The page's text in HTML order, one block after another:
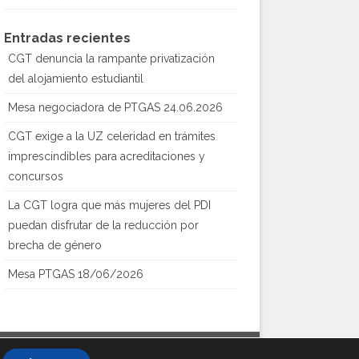
Entradas recientes
CGT denuncia la rampante privatización
del alojamiento estudiantil
Mesa negociadora de PTGAS 24.06.2026
CGT exige a la UZ celeridad en trámites
imprescindibles para acreditaciones y
concursos
La CGT logra que más mujeres del PDI
puedan disfrutar de la reducción por
brecha de género
Mesa PTGAS 18/06/2026